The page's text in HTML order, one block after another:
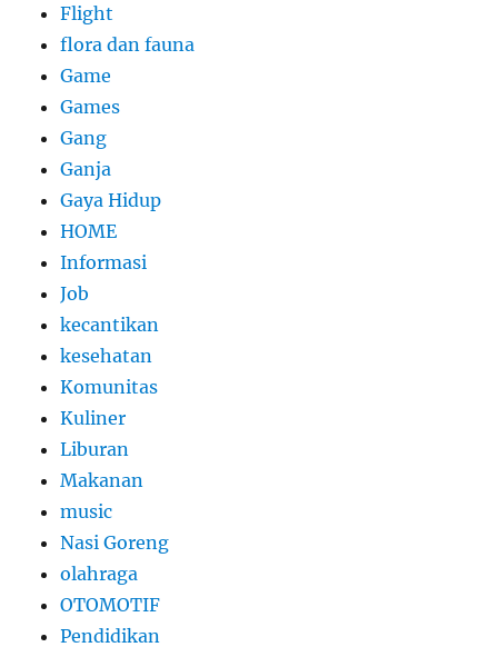
Flight
flora dan fauna
Game
Games
Gang
Ganja
Gaya Hidup
HOME
Informasi
Job
kecantikan
kesehatan
Komunitas
Kuliner
Liburan
Makanan
music
Nasi Goreng
olahraga
OTOMOTIF
Pendidikan